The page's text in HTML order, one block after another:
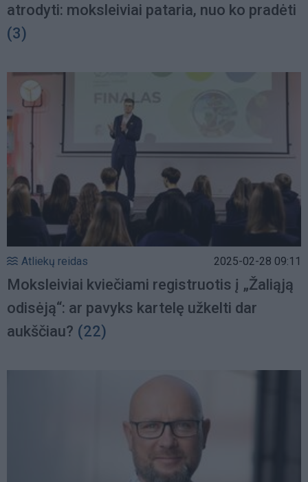
atrodyti: moksleiviai pataria, nuo ko pradėti
(3)
Atliekų reidas 2025-02-28 09:11
Moksleiviai kviečiami registruotis į „Žaliąją
odisėją“: ar pavyks kartelę užkelti dar
aukščiau? (22)